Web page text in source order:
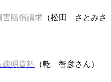
害賠償請求 （松田 さとみさ
疎明資料 （乾 智彦さん）